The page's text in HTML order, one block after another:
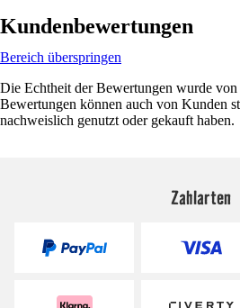
Kundenbewertungen
Bereich überspringen
Die Echtheit der Bewertungen wurde
Bewertungen können auch von Kunden
nachweislich genutzt oder gekauft haben.
Zahlarten